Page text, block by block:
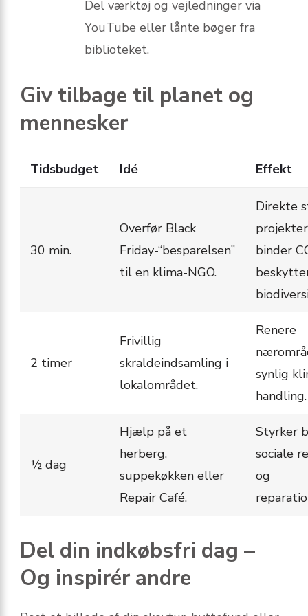
Del værktøj og vejledninger via
YouTube eller lånte bøger fra
biblioteket.
Giv tilbage til planet og
mennesker
Tidsbudget Idé Effekt
30 min.
Overfør Black
Friday-“besparelsen”
til en klima-NGO.
Direkte
binder
2 timer
Frivillig
skraldeindsamling i
lokalområdet.
Renere
synlig
handling.
½ dag
Hjælp på et
herberg,
suppekøkken eller
Repair Café.
Styrker
sociale
og
Del din indkøbsfri dag –
Og inspirér andre